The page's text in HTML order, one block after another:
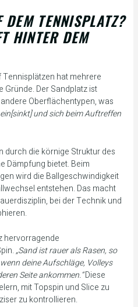
TENNISPLATZ?
HINTER DEM
hat mehrere
Der Sandplatz ist
Oberflächentypen, was
und sich beim Auftreffen
durch die körnige Struktur des
Dämpfung bietet. Beim
wird die Ballgeschwindigkeit
entstehen. Das macht
bei der Technik und
hervorragende
„Sand ist rauer als Rasen, so
deine Aufschläge, Volleys
Seite ankommen.“Diese
mit Topspin und Slice zu
zu kontrollieren.